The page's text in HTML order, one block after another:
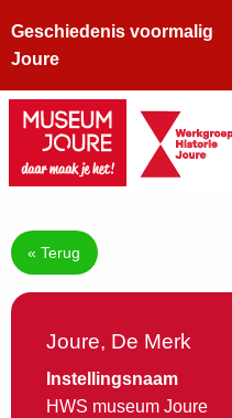
Geschiedenis voormalig
Joure
« Terug
Joure, De Merk
Instellingsnaam
HWS museum Joure